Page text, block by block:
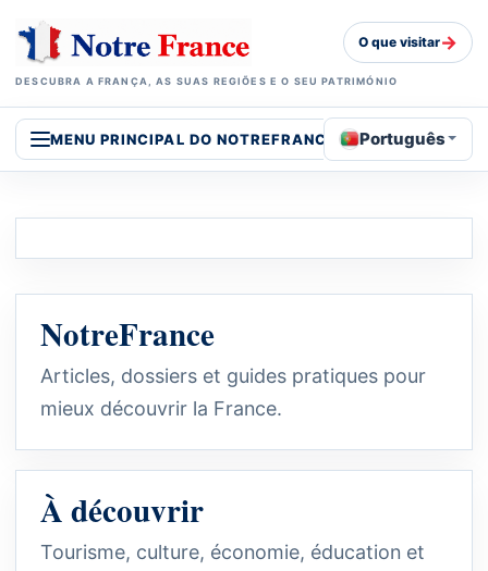
DESCUBRA A FRANÇA, AS SUAS REGIÕES E O SEU PATRIMÓNIO
O que visitar→
MENU PRINCIPAL DO NOTREFRANCE Português
NotreFrance
Articles, dossiers et guides pratiques pour
mieux découvrir la France.
À découvrir
Tourisme, culture, économie, éducation et